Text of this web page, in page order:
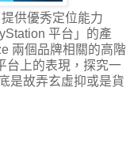
供優秀定位能力
平台」的產
兩個品牌相關的高階
台上的表現，探究一
是故弄玄虛抑或是貨